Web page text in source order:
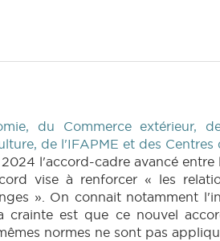
du Commerce extérieur,
de l'IFAPME et des Centres
l'accord-cadre avancé
vise à renforcer « les
». On connait notamment
est que ce nouvel
normes ne sont pas